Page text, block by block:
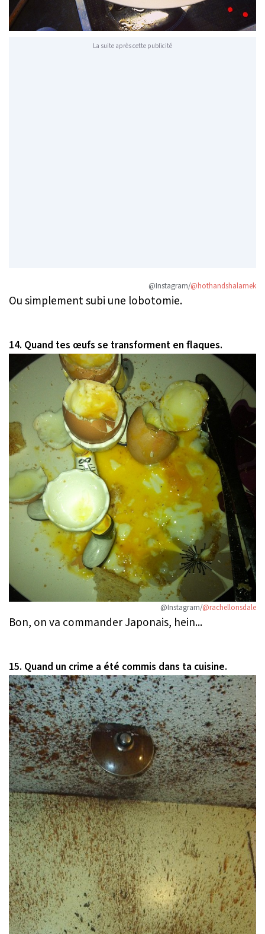
La suite après cette publicité
@Instagram/@hothandshalamek
Ou simplement subi une lobotomie.
14. Quand tes œufs se transforment en flaques.
@Instagram/@rachellonsdale
Bon, on va commander Japonais, hein...
15. Quand un crime a été commis dans ta cuisine.